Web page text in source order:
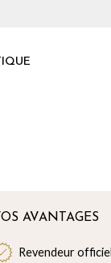
AVANTAGES
Revendeur officiel